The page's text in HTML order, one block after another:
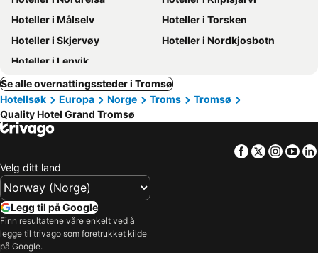
Hoteller i Målselv
Hoteller i Torsken
Hoteller i Skjervøy
Hoteller i Nordkjosbotn
Hoteller i Lenvik
Se alle overnattingssteder i Tromsø
Hotellsøk
Europa Norge Troms
Tromsø
Quality Hotel Grand Tromsø
Facebook
Twitter
Velg ditt land
Legg til på Google
Finn resultatene våre enkelt ved å
legge til trivago som foretrukket kilde
på Google.